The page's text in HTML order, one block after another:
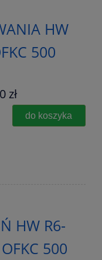
HW
500
zł
do koszyka
HW R6-
500